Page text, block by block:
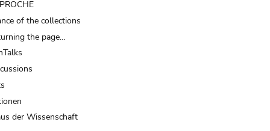
of the collections
the page…
der Wissenschaft